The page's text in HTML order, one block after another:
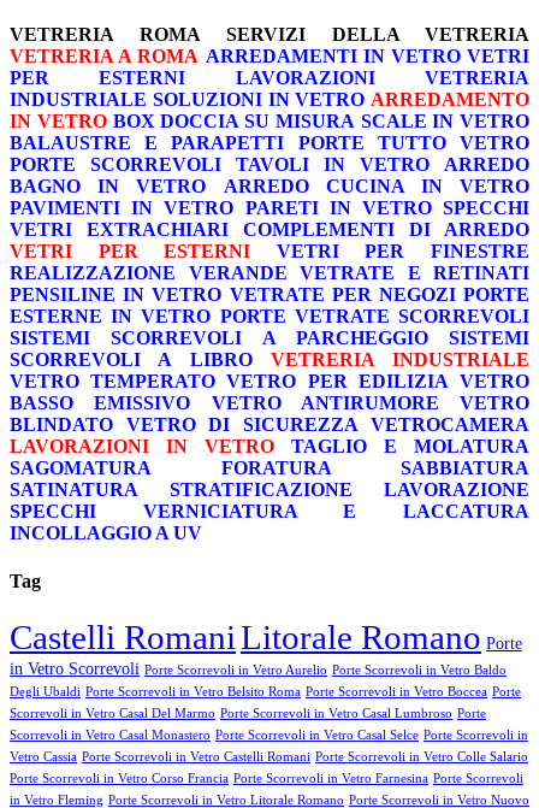
VETRERIA ROMA
SERVIZI DELLA VETRERIA
VETRERIA A ROMA ARREDAMENTI IN VETRO VETRI
PER ESTERNI
LAVORAZIONI
VETRERIA
INDUSTRIALE SOLUZIONI IN VETRO ARREDAMENTO
IN VETRO BOX DOCCIA SU MISURA SCALE IN VETRO
BALAUSTRE E PARAPETTI
PORTE TUTTO VETRO
PORTE SCORREVOLI
TAVOLI IN VETRO
ARREDO
BAGNO IN VETRO
ARREDO CUCINA IN VETRO
PAVIMENTI IN VETRO PARETI IN VETRO SPECCHI
VETRI EXTRACHIARI
COMPLEMENTI DI ARREDO
VETRI PER ESTERNI
VETRI PER FINESTRE
REALIZZAZIONE VERANDE
VETRATE E RETINATI
PENSILINE IN VETRO VETRATE PER NEGOZI PORTE
ESTERNE IN VETRO PORTE VETRATE SCORREVOLI
SISTEMI SCORREVOLI A PARCHEGGIO
SISTEMI
SCORREVOLI A LIBRO
VETRERIA INDUSTRIALE
VETRO TEMPERATO VETRO PER EDILIZIA VETRO
BASSO EMISSIVO
VETRO ANTIRUMORE
VETRO
BLINDATO
VETRO DI SICUREZZA
VETROCAMERA
LAVORAZIONI IN VETRO
TAGLIO E MOLATURA
SAGOMATURA
FORATURA
SABBIATURA
SATINATURA
STRATIFICAZIONE
LAVORAZIONE
SPECCHI
VERNICIATURA E LACCATURA
INCOLLAGGIO A UV
Tag
Castelli RomaniLitorale Romano Porte
in Vetro Scorrevoli Porte Scorrevoli in Vetro Aurelio Porte Scorrevoli in Vetro Baldo
Degli Ubaldi Porte Scorrevoli in Vetro Belsito Roma Porte Scorrevoli in Vetro Boccea Porte
Scorrevoli in Vetro Casal Del Marmo Porte Scorrevoli in Vetro Casal Lumbroso Porte
Scorrevoli in Vetro Casal Monastero Porte Scorrevoli in Vetro Casal Selce Porte Scorrevoli in
Vetro Cassia Porte Scorrevoli in Vetro Castelli Romani Porte Scorrevoli in Vetro Colle Salario
Porte Scorrevoli in Vetro Corso Francia Porte Scorrevoli in Vetro Farnesina Porte Scorrevoli
in Vetro Fleming Porte Scorrevoli in Vetro Litorale Romano Porte Scorrevoli in Vetro Nuovo